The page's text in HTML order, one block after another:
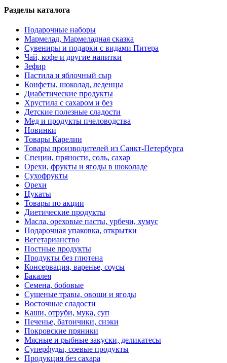
Разделы каталога
Подарочные наборы
Мармелад, Мармеладная сказка
Сувениры и подарки с видами Питера
Чай, кофе и другие напитки
Зефир
Пастила и яблочный сыр
Конфеты, шоколад, леденцы
Диабетические продукты
Хрустила с сахаром и без
Детские полезные сладости
Мед и продукты пчеловодства
Новинки
Товары Карелии
Товары производителей из Санкт-Петербурга
Специи, пряности, соль, сахар
Орехи, фрукты и ягоды в шоколаде
Сухофрукты
Орехи
Цукаты
Товары по акции
Диетические продукты
Масла, ореховые пасты, урбечи, хумус
Подарочная упаковка, открытки
Вегетарианство
Постные продукты
Продукты без глютена
Консервация, варенье, соусы
Бакалея
Семена, бобовые
Сушеные травы, овощи и ягоды
Восточные сладости
Каши, отруби, мука, суп
Печенье, батончики, снэки
Покровские пряники
Мясные и рыбные закуски, деликатесы
Суперфуды, соевые продукты
Продукция без сахара